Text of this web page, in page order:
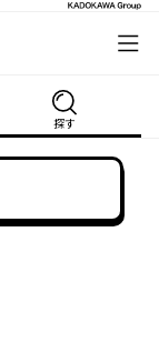
探す